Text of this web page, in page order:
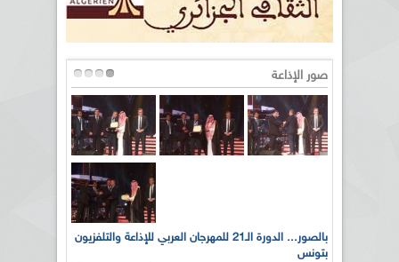
صور الإذاعة
بالصور... الدورة الـ21 للمهرجان العربي للإذاعة والتلفزيون
بتونس